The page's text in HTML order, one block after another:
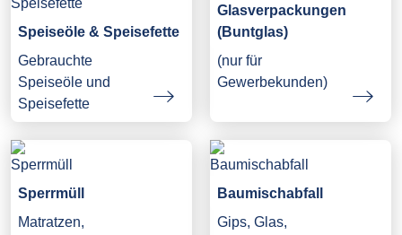
Speiseöle & Speisefette
Gebrauchte
Speiseöle und
Speisefette
Glasverpackungen
(Buntglas)
(nur für
Gewerbekunden)
Sperrmüll
Matratzen,
Baumischabfall
Gips, Glas,